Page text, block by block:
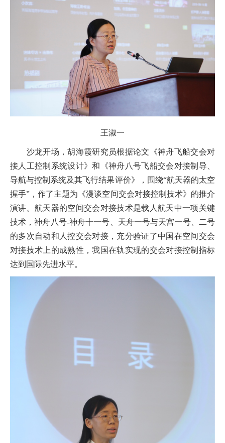
王淑一
沙龙开场，胡海霞研究员根据论文《神舟飞船交会对
接人工控制系统设计》和《神舟八号飞船交会对接制导、
导航与控制系统及其飞行结果评价》，围绕“航天器的太空
握手”，作了主题为《漫谈空间交会对接控制技术》的推介
演讲。航天器的空间交会对接技术是载人航天中一项关键
技术，神舟八号-神舟十一号、天舟一号与天宫一号、二号
的多次自动和人控交会对接，充分验证了中国在空间交会
对接技术上的成熟性，我国在轨实现的交会对接控制指标
达到国际先进水平。